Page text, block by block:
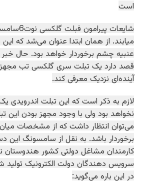
است
شایعات
میابند. از همان ابتدا عنوان می‌شد که
عنبیه چشم برخوردار خواهد بود. حال
قصد دارد یک تبلت سری گلکسی تب مجهز
آینده‌ای نزدیک معرفی کند.
لازم به ذکر است که این تبلت اندرویدی
نخواهد بود ولی با وجود مجهز بودن این
می‌توان انتظار داشت که از مشخصات میان
برخوردار باشد. به نقل از سامسونگ این
کارمندان مشاغل دولتی کشور هندوستان
سرویس‌ دهندگان دولت الکترونیک
در ‌این باره می‌گوید: